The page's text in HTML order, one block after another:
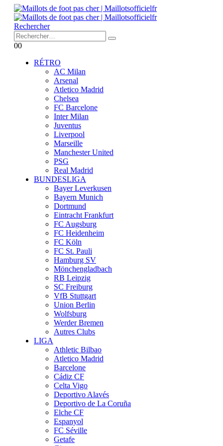
Rechercher
00
RÉTRO
AC Milan
Arsenal
Atletico Madrid
Chelsea
FC Barcelone
Inter Milan
Juventus
Liverpool
Marseille
Manchester United
PSG
Real Madrid
BUNDESLIGA
Bayer Leverkusen
Bayern Munich
Dortmund
Eintracht Frankfurt
FC Augsburg
FC Heidenheim
FC Köln
FC St. Pauli
Hamburg SV
Mönchengladbach
RB Leipzig
SC Freiburg
VfB Stuttgart
Union Berlin
Wolfsburg
Werder Bremen
Autres Clubs
LIGA
Athletic Bilbao
Atletico Madrid
Barcelone
Cádiz CF
Celta Vigo
Deportivo Alavés
Deportivo de La Coruña
Elche CF
Espanyol
FC Séville
Getafe